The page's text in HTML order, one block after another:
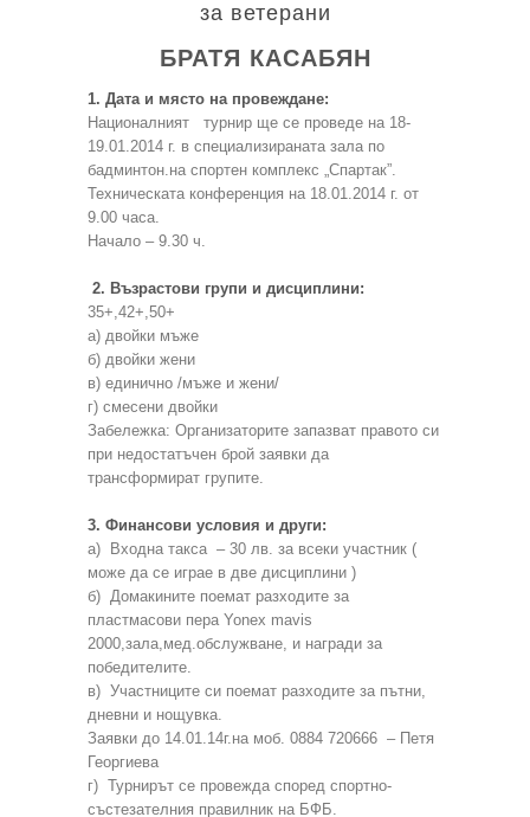
за ветерани
БРАТЯ КАСАБЯН
1. Дата и място на провеждане:
Националният турнир ще се проведе на 18-
19.01.2014 г. в специализираната зала по
бадминтон.на спортен комплекс „Спартак”.
Техническата конференция на 18.01.2014 г. от
9.00 часа.
Начало – 9.30 ч.
2. Възрастови групи и дисциплини:
35+,42+,50+
а) двойки мъже
б) двойки жени
в) единично /мъже и жени/
г) смесени двойки
Забележка: Организаторите запазват правото си
при недостатъчен брой заявки да
трансформират групите.
3. Финансови условия и други:
а) Входна такса – 30 лв. за всеки участник (
може да се играе в две дисциплини )
б) Домакините поемат разходите за
пластмасови пера Yonex mavis
2000,зала,мед.обслужване, и награди за
победителите.
в) Участниците си поемат разходите за пътни,
дневни и нощувка.
Заявки до 14.01.14г.на моб. 0884 720666 – Петя
Георгиева
г) Турнирът се провежда според спортно-
състезателния правилник на БФБ.